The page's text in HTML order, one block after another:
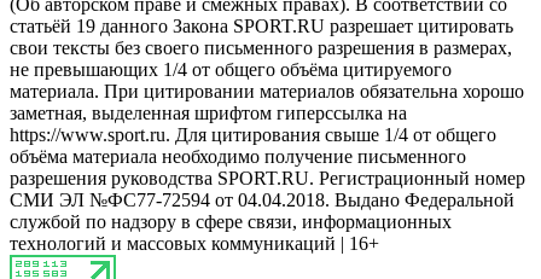
статьёй 19 данного Закона SPORT.RU разрешает цитировать
свои тексты без своего письменного разрешения в размерах,
не превышающих 1/4 от общего объёма цитируемого
материала. При цитировании материалов обязательна хорошо
заметная, выделенная шрифтом гиперссылка на
https://www.sport.ru. Для цитирования свыше 1/4 от общего
объёма материала необходимо получение письменного
разрешения руководства SPORT.RU. Регистрационный номер
СМИ ЭЛ №ФС77-72594 от 04.04.2018. Выдано Федеральной
службой по надзору в сфере связи, информационных
технологий и массовых коммуникаций | 16+